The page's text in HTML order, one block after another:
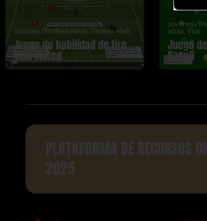
Jóvenes/Profesionales, Tiroteo,Vivir
Juego de habilidad de tiro
Man United
Jóvenes/
atrás, Vivir
Juego
Napoli
PLATAFORMA DE RECURSOS
2025